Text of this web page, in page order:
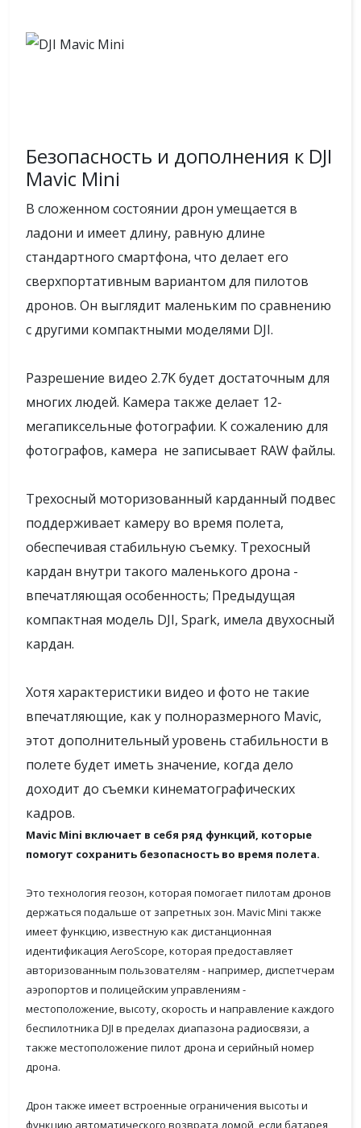
Безопасность и дополнения к DJI
Mavic Mini
В сложенном состоянии дрон умещается в
ладони и имеет длину, равную длине
стандартного смартфона, что делает его
сверхпортативным вариантом для пилотов
дронов. Он выглядит маленьким по сравнению
с другими компактными моделями DJI.
Разрешение видео 2.7K будет достаточным для
многих людей. Камера также делает 12-
мегапиксельные фотографии. К сожалению для
фотографов, камера не записывает RAW файлы.
Трехосный моторизованный карданный подвес
поддерживает камеру во время полета,
обеспечивая стабильную съемку. Трехосный
кардан внутри такого маленького дрона -
впечатляющая особенность; Предыдущая
компактная модель DJI, Spark, имела двухосный
кардан.
Хотя характеристики видео и фото не такие
впечатляющие, как у полноразмерного Mavic,
этот дополнительный уровень стабильности в
полете будет иметь значение, когда дело
доходит до съемки кинематографических
кадров.
Mavic Mini включает в себя ряд функций, которые
помогут сохранить безопасность во время полета.
Это технология геозон, которая помогает пилотам дронов
держаться подальше от запретных зон. Mavic Mini также
имеет функцию, известную как дистанционная
идентификация AeroScope, которая предоставляет
авторизованным пользователям - например, диспетчерам
аэропортов и полицейским управлениям -
местоположение, высоту, скорость и направление каждого
беспилотника DJI в пределах диапазона радиосвязи, а
также местоположение пилот дрона и серийный номер
дрона.
Дрон также имеет встроенные ограничения высоты и
функцию автоматического возврата домой, если батарея